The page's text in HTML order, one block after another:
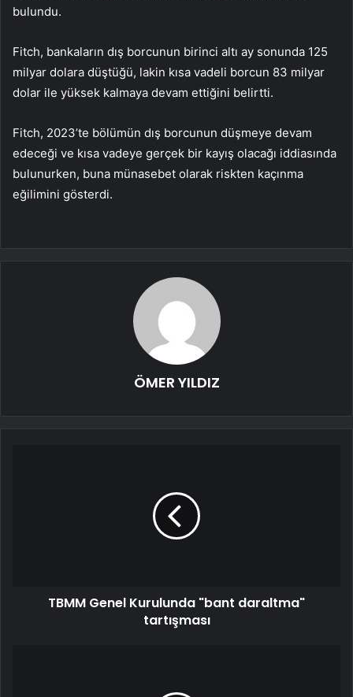
bulundu.
Fitch, bankaların dış borcunun birinci altı ay sonunda 125
milyar dolara düştüğü, lakin kısa vadeli borcun 83 milyar
dolar ile yüksek kalmaya devam ettiğini belirtti.
Fitch, 2023’te bölümün dış borcunun düşmeye devam
edeceği ve kısa vadeye gerçek bir kayış olacağı iddiasında
bulunurken, buna münasebet olarak riskten kaçınma
eğilimini gösterdi.
ÖMER YILDIZ
TBMM Genel Kurulunda "bant daraltma"
tartışması